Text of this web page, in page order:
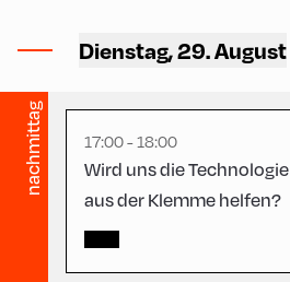
Dienstag, 29. August
nachmittag
CCA – Schrödinger-Saal
17:00 - 18:00
Wird uns die Technologie
aus der Klemme helfen?